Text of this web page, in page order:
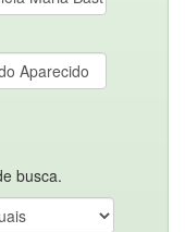
busca.